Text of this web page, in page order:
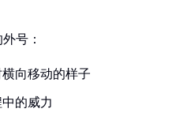
号：
横向移动的样子
的威力